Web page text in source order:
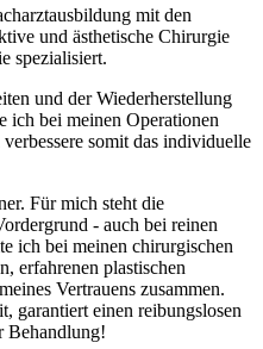
mit den
und ästhetische Chirurgie
spezialisiert.
und der Wiederherstellung
ich bei meinen Operationen
somit das individuelle
Für mich steht die
- auch bei reinen
ich bei meinen chirurgischen
erfahrenen plastischen
Vertrauens zusammen.
garantiert einen reibungslosen
Behandlung!